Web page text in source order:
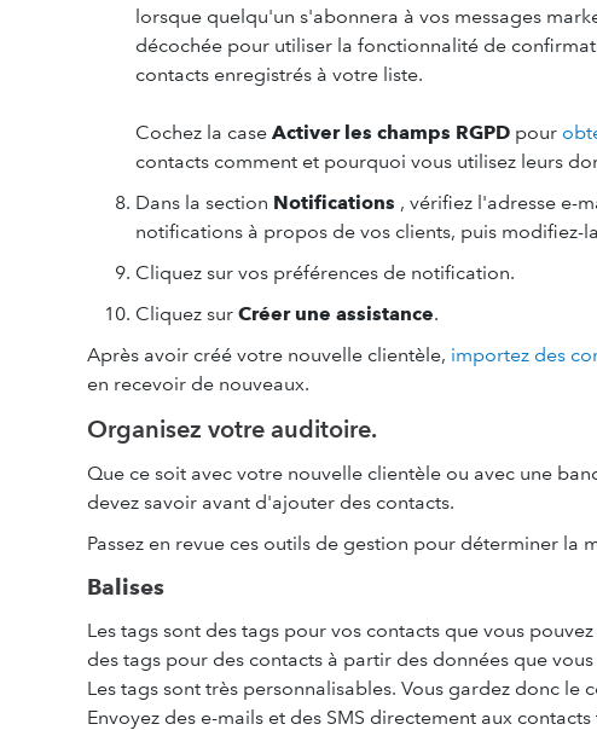
lorsque quelqu'un s'abonnera à vos messages
décochée pour utiliser la fonctionnalité de
contacts enregistrés à votre liste.
Cochez la case Activer les champs RGPD pour
contacts comment et pourquoi vous utilisez leurs
Dans la section Notifications , vérifiez l'adresse e-
notifications à propos de vos clients, puis modifiez-
Cliquez sur vos préférences de notification.
Cliquez sur Créer une assistance.
Après avoir créé votre nouvelle clientèle, importez des
en recevoir de nouveaux.
Organisez votre auditoire.
Que ce soit avec votre nouvelle clientèle ou avec une
devez savoir avant d'ajouter des contacts.
Passez en revue ces outils de gestion pour déterminer la
Balises
Les tags sont des tags pour vos contacts que vous
des tags pour des contacts à partir des données que
Les tags sont très personnalisables. Vous gardez donc
Envoyez des e-mails et des SMS directement aux